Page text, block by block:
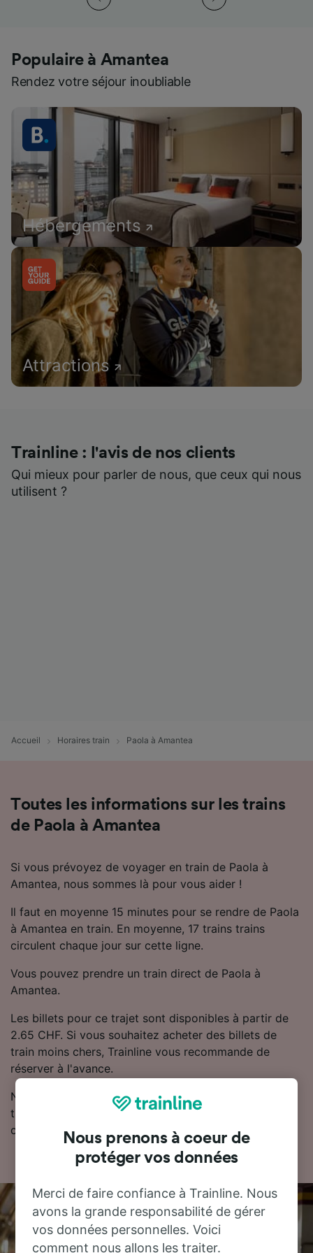
Populaire à Amantea
Rendez votre séjour inoubliable
Hébergements
Attractions
Trainline : l'avis de nos clients
Qui mieux pour parler de nous, que ceux qui nous
utilisent ?
Accueil Horaires train Paola à Amantea
Toutes les informations sur les trains
de Paola à Amantea
Si vous prévoyez de voyager en train de Paola à
Amantea, nous sommes là pour vous aider !
Il faut en moyenne 15 minutes pour se rendre de Paola
à Amantea en train. En moyenne, 17 trains trains
circulent chaque jour sur cette ligne.
Vous pouvez prendre un train direct de Paola à
Amantea.
Les billets pour ce trajet sont disponibles à partir de
2.65 CHF. Si vous souhaitez acheter des billets de
train moins chers, Trainline vous recommande de
réserver à l'avance.
Notre planificateur de voyage est l'endroit idéal pour
trouver les horaires, les billets et les tarifs les moins
chers.
Nous prenons à coeur de
protéger vos données
Merci de faire confiance à Trainline. Nous
avons la grande responsabilité de gérer
vos données personnelles. Voici
comment nous allons les traiter.